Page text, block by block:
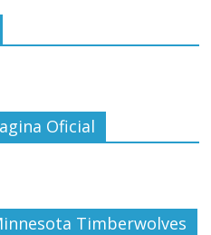
Oficial
Timberwolves